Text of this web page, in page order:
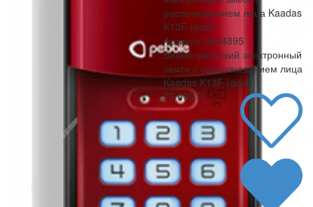
Артикул: asd4895
Биометрический электронный
замок с распознаванием лица
Kaadas K13F (gold)
75 000 ₽